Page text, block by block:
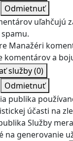
Odmietnuť
uľahčujú
Manažéri
komentárov a
služby(0)
Odmietnuť
publika
účasti na
Služby
na generovanie